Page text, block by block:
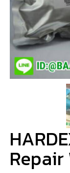
Repair